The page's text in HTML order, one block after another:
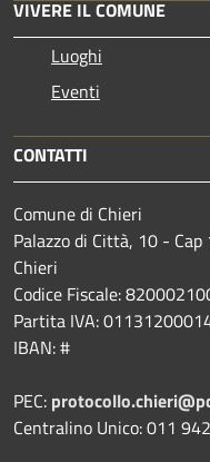
VIVERE IL COMUNE
Luoghi
Eventi
CONTATTI
Comune di Chieri
Palazzo di Città, 10 -
Chieri
Codice Fiscale:
Partita IVA:
IBAN: #
PEC:
Centralino Unico: 011